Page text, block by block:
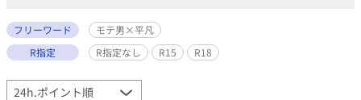
フリーワード
モテ男×平凡
R指定
R指定なし R15 R18